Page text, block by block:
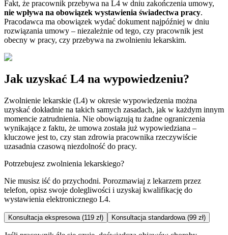
Fakt, że pracownik przebywa na L4 w dniu zakończenia umowy,
nie wpływa na obowiązek wystawienia świadectwa pracy.
Pracodawca ma obowiązek wydać dokument najpóźniej w dniu
rozwiązania umowy – niezależnie od tego, czy pracownik jest
obecny w pracy, czy przebywa na zwolnieniu lekarskim.
Jak uzyskać L4 na wypowiedzeniu?
Zwolnienie lekarskie (L4) w okresie wypowiedzenia można
uzyskać dokładnie na takich samych zasadach, jak w każdym innym
momencie zatrudnienia. Nie obowiązują tu żadne ograniczenia
wynikające z faktu, że umowa została już wypowiedziana –
kluczowe jest to, czy stan zdrowia pracownika rzeczywiście
uzasadnia czasową niezdolność do pracy.
Potrzebujesz zwolnienia lekarskiego?
Nie musisz iść do przychodni. Porozmawiaj z lekarzem przez
telefon, opisz swoje dolegliwości i uzyskaj kwalifikację do
wystawienia elektronicznego L4.
Konsultacja ekspresowa (119 zł) Konsultacja standardowa (99 zł)